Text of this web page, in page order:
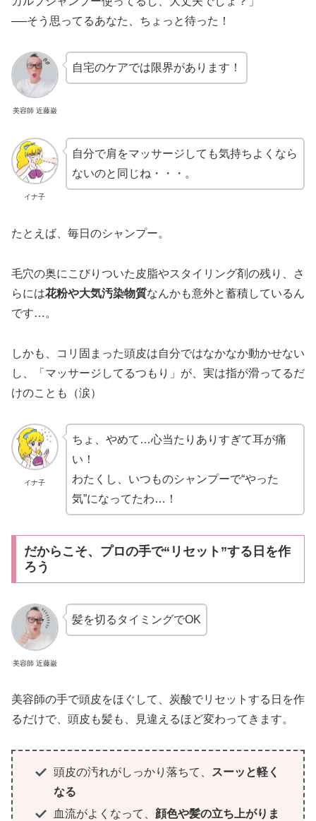
──そう思ってるあなた、ちょっと待った！
美容師 近藤巌
自宅のケアでは限界があります！
イナ子
自分で肩をマッサージしても気持ちよくなら
ないのと同じね・・・。
たとえば、毎日のシャンプー。
毛穴の奥にこびりついた皮脂やスタイリング剤の残り、さ
らには花粉や大気汚染物質なんかも意外と蓄積しているん
です…。
しかも、コリ固まった頭皮は自分ではなかなか動かせない
し、「マッサージしてるつもり」が、実は指が滑ってるだ
けのことも（涙）
イナ子
ちょ、やめて…心当たりありすぎて耳が痛
い！
わたくし、いつものシャンプーで“やった
気”になってたわ…！
だからこそ、プロの手で“リセット”する日を作
ろう
美容師 近藤巌
髪を切るタイミングでOK
美容師の手で頭皮をほぐして、炭酸でリセットする日を作
るだけで、頭皮も髪も、見違えるほど変わってきます。
頭皮の汚れがしっかり落ちて、
スーッと軽く
なる
血流がよくなって、 顔色や髪の立ち上がりま